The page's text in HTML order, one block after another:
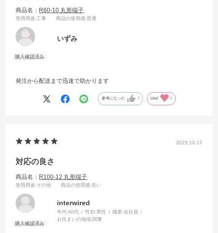
商品名： R60-10 丸形端子
使用用途:工事 商品の使用感:普通
いずみ
発注から配送まで迅速で助かります
参考になった 0 Like! 0
2025.10.17
対応の良さ
商品名： R100-12 丸形端子
使用用途:その他 商品の使用感:良い
interwired
年代:40代 性別:男性 職業:会社員
お住まいの地域:関東